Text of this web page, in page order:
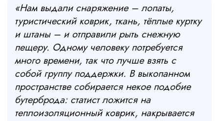
«Нам выдали снаряжение – лопаты,
туристический коврик, ткань, тёплые куртку
и штаны – и отправили рыть снежную
пещеру. Одному человеку потребуется
много времени, так что лучше взять с
собой группу поддержки. В выкопанном
пространстве собирается некое подобие
бутерброда: статист ложится на
теплоизоляционный коврик, накрывается